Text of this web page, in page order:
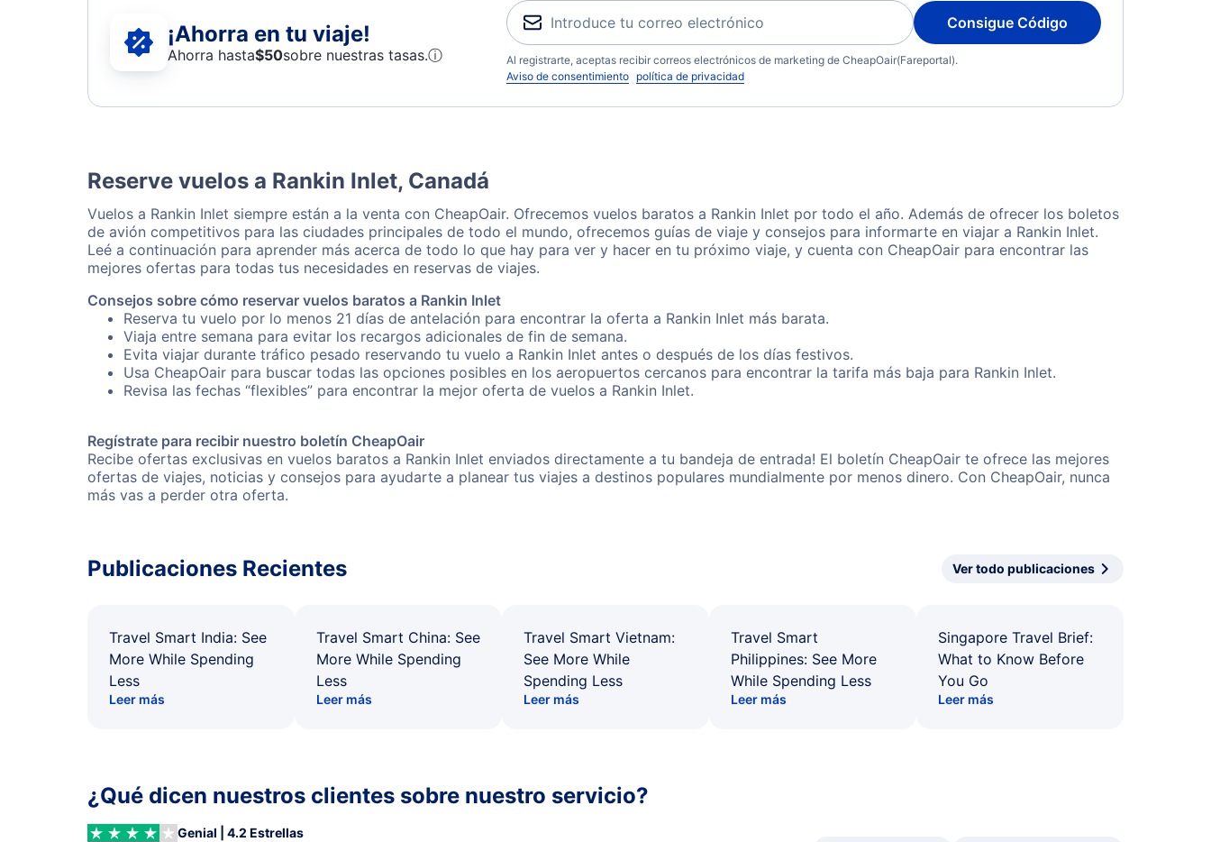
¡Ahorra en tu viaje!
Ahorra hasta$50sobre nuestras tasas.ⓘ
Consigue Código
Al registrarte, aceptas recibir correos electrónicos de marketing de CheapOair(Fareportal).
Aviso de consentimiento política de privacidad
Reserve vuelos a Rankin Inlet, Canadá
Vuelos a Rankin Inlet siempre están a la venta con CheapOair. Ofrecemos vuelos baratos a Rankin Inlet por todo el año. Además de ofrecer los boletos
de avión competitivos para las ciudades principales de todo el mundo, ofrecemos guías de viaje y consejos para informarte en viajar a Rankin Inlet.
Leé a continuación para aprender más acerca de todo lo que hay para ver y hacer en tu próximo viaje, y cuenta con CheapOair para encontrar las
mejores ofertas para todas tus necesidades en reservas de viajes.
Consejos sobre cómo reservar vuelos baratos a Rankin Inlet
Reserva tu vuelo por lo menos 21 días de antelación para encontrar la oferta a Rankin Inlet más barata.
Viaja entre semana para evitar los recargos adicionales de fin de semana.
Evita viajar durante tráfico pesado reservando tu vuelo a Rankin Inlet antes o después de los días festivos.
Usa CheapOair para buscar todas las opciones posibles en los aeropuertos cercanos para encontrar la tarifa más baja para Rankin Inlet.
Revisa las fechas “flexibles” para encontrar la mejor oferta de vuelos a Rankin Inlet.
Regístrate para recibir nuestro boletín CheapOair
Recibe ofertas exclusivas en vuelos baratos a Rankin Inlet enviados directamente a tu bandeja de entrada! El boletín CheapOair te ofrece las mejores
ofertas de viajes, noticias y consejos para ayudarte a planear tus viajes a destinos populares mundialmente por menos dinero. Con CheapOair, nunca
más vas a perder otra oferta.
Publicaciones Recientes Ver todo publicaciones
Travel Smart India: See
More While Spending
Less
Leer más
Travel Smart China: See
More While Spending
Less
Leer más
Travel Smart Vietnam:
See More While
Spending Less
Leer más
Travel Smart
Philippines: See More
While Spending Less
Leer más
Singapore Travel Brief:
What to Know Before
You Go
Leer más
¿Qué dicen nuestros clientes sobre nuestro servicio?
Genial | 4.2 Estrellas